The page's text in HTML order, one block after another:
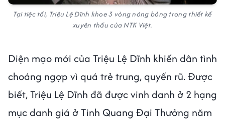
Tại tiệc tối, Triệu Lệ Dĩnh khoe 3 vòng nóng bỏng trong thiết kế
xuyên thấu của NTK Việt.
Diện mạo mới của Triệu Lệ Dĩnh khiến dân tình
choáng ngợp vì quá trẻ trung, quyến rũ. Được
biết, Triệu Lệ Dĩnh đã được vinh danh ở 2 hạng
mục danh giá ở Tinh Quang Đại Thưởng năm